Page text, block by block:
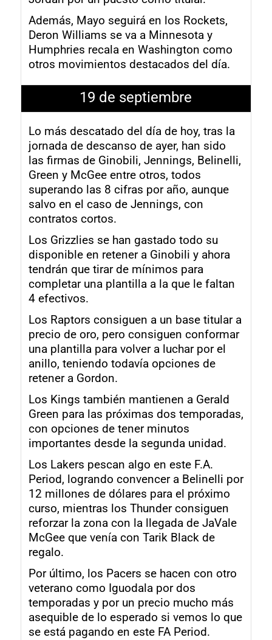
Además, Mayo seguirá en los Rockets,
Deron Williams se va a Minnesota y
Humphries recala en Washington como
otros movimientos destacados del día.
19 de septiembre
Lo más descatado del día de hoy, tras la
jornada de descanso de ayer, han sido
las firmas de Ginobili, Jennings, Belinelli,
Green y McGee entre otros, todos
superando las 8 cifras por año, aunque
salvo en el caso de Jennings, con
contratos cortos.
Los Grizzlies se han gastado todo su
disponible en retener a Ginobili y ahora
tendrán que tirar de mínimos para
completar una plantilla a la que le faltan
4 efectivos.
Los Raptors consiguen a un base titular a
precio de oro, pero consiguen conformar
una plantilla para volver a luchar por el
anillo, teniendo todavía opciones de
retener a Gordon.
Los Kings también mantienen a Gerald
Green para las próximas dos temporadas,
con opciones de tener minutos
importantes desde la segunda unidad.
Los Lakers pescan algo en este F.A.
Period, logrando convencer a Belinelli por
12 millones de dólares para el próximo
curso, mientras los Thunder consiguen
reforzar la zona con la llegada de JaVale
McGee que venía con Tarik Black de
regalo.
Por último, los Pacers se hacen con otro
veterano como Iguodala por dos
temporadas y por un precio mucho más
asequible de lo esperado si vemos lo que
se está pagando en este FA Period.